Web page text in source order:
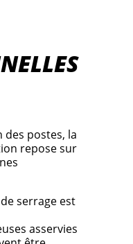
des postes, la
repose sur
serrage est
asservies